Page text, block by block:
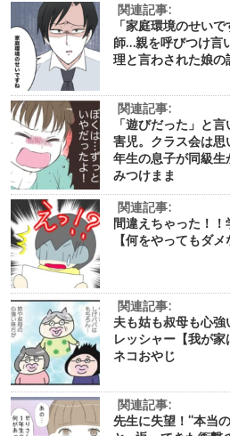
関連記事:
「家庭環境のせい
師…親を呼びつけ言
理と言わされた娘
関連記事:
「遊びだった」と
害児。クラス会は
年生の息子が同級
みつけまま
関連記事:
間違えちゃった！
【何をやってもダ
関連記事:
夫も姑も叔母も心
レッシャー【我が
ネコおやじ
関連記事:
先生に失望！“本当